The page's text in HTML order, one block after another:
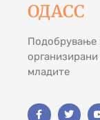
ОДАСС
Подобрување
младите